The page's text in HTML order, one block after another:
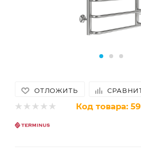
ОТЛОЖИТЬ
Код товара: